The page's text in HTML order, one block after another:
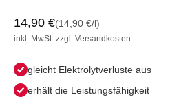
Angebot
14,90 €(14,90 €/l)
inkl. MwSt. zzgl. Versandkosten
gleicht Elektrolytverluste aus
erhält die Leistungsfähigkeit